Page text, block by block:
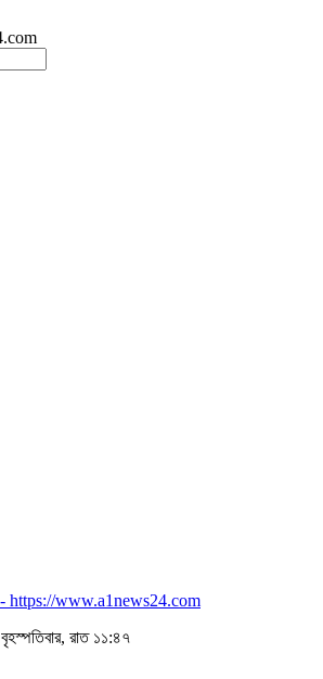
https://www.a1news24.com
রাত ১১:৪৭